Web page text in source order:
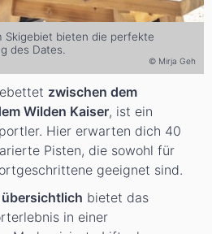
Skigebiet bieten die perfekte
des Dates.
© Mirja Geh
zwischen dem
Wilden Kaiser, ist ein
Hier erwarten dich 40
Pisten, die sowohl für
geeignet sind.
bietet das
in einer